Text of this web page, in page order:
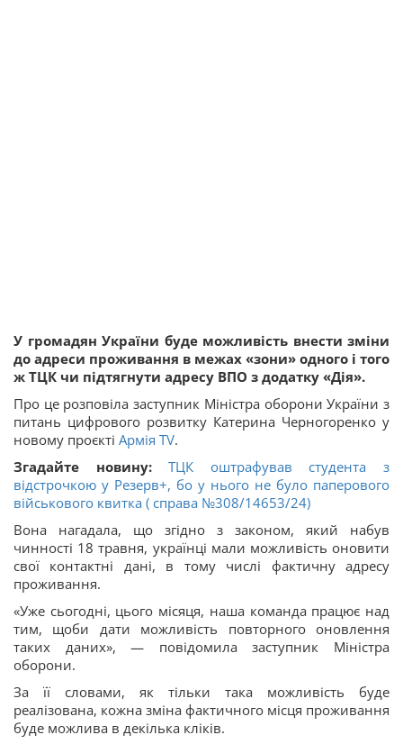
У громадян України буде можливість внести зміни
до адреси проживання в межах «зони» одного і того
ж ТЦК чи підтягнути адресу ВПО з додатку «Дія».
Про це розповіла заступник Міністра оборони України з
питань цифрового розвитку Катерина Черногоренко у
новому проєкті Армія TV.
Згадайте новину:
ТЦК оштрафував студента з
відстрочкою у Резерв+, бо у нього не було паперового
військового квитка ( справа №308/14653/24)
Вона нагадала, що згідно з законом, який набув
чинності 18 травня, українці мали можливість оновити
свої контактні дані, в тому числі фактичну адресу
проживання.
«Уже сьогодні, цього місяця, наша команда працює над
тим, щоби дати можливість повторного оновлення
таких даних», — повідомила заступник Міністра
оборони.
За її словами, як тільки така можливість буде
реалізована, кожна зміна фактичного місця проживання
буде можлива в декілька кліків.